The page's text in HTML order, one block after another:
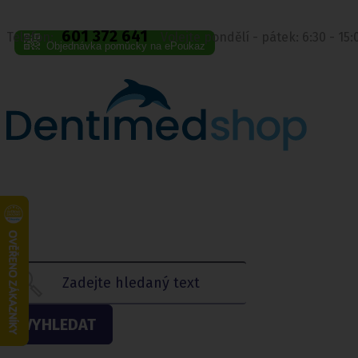
Telefon: 601 372 641 Volejte pondělí - pátek: 6:30 -
Objednávka pomůcky na ePoukaz
VYHLEDAT